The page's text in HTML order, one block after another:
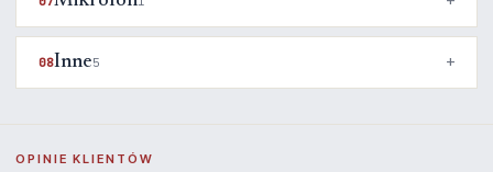
08Inne5
OPINIE KLIENTÓW